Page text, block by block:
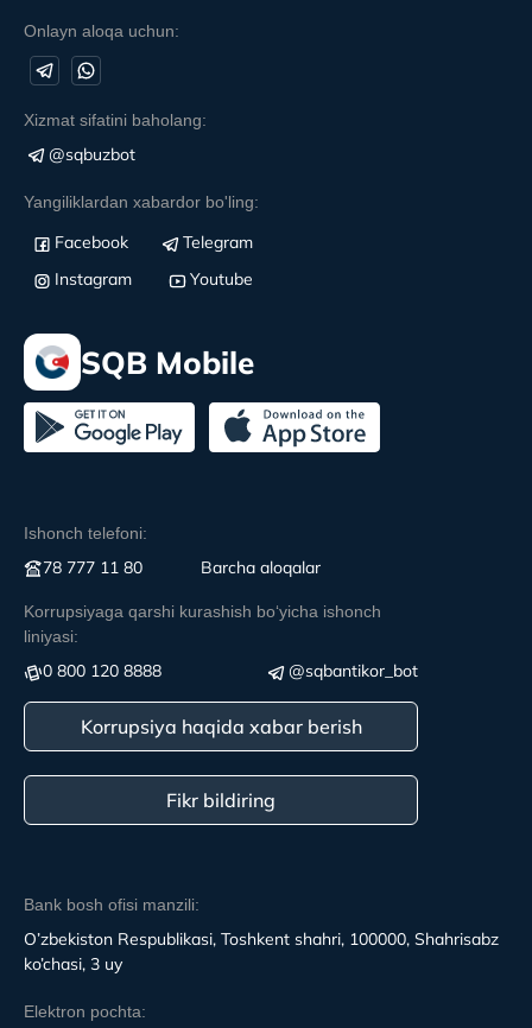
Bank bosh ofisi manzili:
O’zbekiston Respublikasi, Toshkent shahri, 100000, Shahrisabz
ko’chasi, 3 uy
Elektron pochta:
Onlayn aloqa uchun:
Xizmat sifatini baholang:
@sqbuzbot
Yangiliklardan xabardor bo'ling:
Facebook
Telegram
Instagram
Youtube
SQB Mobile
Ishonch telefoni:
78 777 11 80 Вarcha aloqalar
Korrupsiyaga qarshi kurashish boʻyicha ishonch
liniyasi:
0 800 120 8888 @sqbantikor_bot
Korrupsiya haqida xabar berish
Fikr bildiring